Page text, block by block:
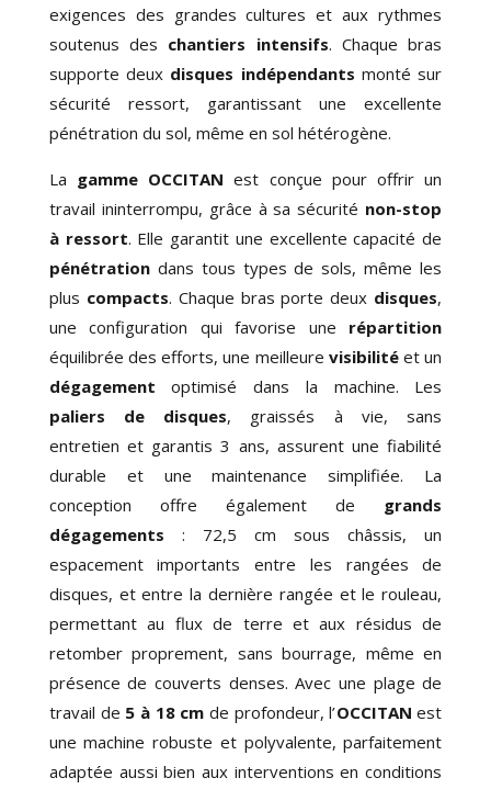
exigences des grandes cultures et aux rythmes
soutenus des chantiers intensifs. Chaque bras
supporte deux disques indépendants monté sur
sécurité ressort, garantissant
une excellente
pénétration du sol, même en sol hétérogène.
La gamme OCCITAN est conçue pour offrir un
travail ininterrompu, grâce à sa sécurité non-stop
à ressort. Elle garantit une excellente capacité de
pénétration dans tous types de sols, même les
plus compacts. Chaque bras porte deux disques,
une configuration qui favorise une répartition
équilibrée des efforts, une meilleure visibilitéet un
dégagement optimisé
dans la machine. Les
paliers de disques, graissés à vie,
sans
entretien et garantis 3 ans, assurent une fiabilité
durable et une maintenance simplifiée. La
conception offre également de grands
dégagements : 72,5 cm sous châssis, un
espacement importants entre les rangées de
disques, et entre la dernière rangée et le rouleau,
permettant au flux de terre et aux résidus de
retomber proprement, sans bourrage, même en
présence de couverts denses. Avec une plage de
travail de 5 à 18 cm de profondeur, l’OCCITAN est
une machine robuste et polyvalente, parfaitement
adaptée aussi bien aux interventions en conditions